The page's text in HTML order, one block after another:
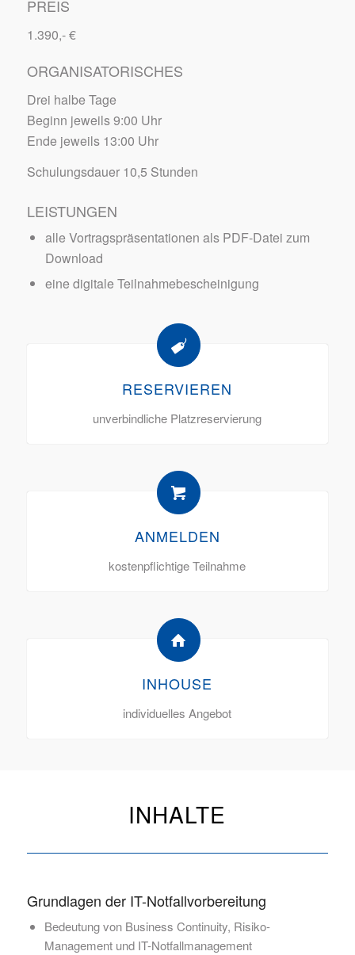
PREIS
1.390,- €
ORGANISATORISCHES
Drei halbe Tage
Beginn jeweils 9:00 Uhr
Ende jeweils 13:00 Uhr
Schulungsdauer 10,5 Stunden
LEISTUNGEN
alle Vortragspräsentationen als PDF-Datei zum
Download
eine digitale Teilnahmebescheinigung
RESERVIEREN
unverbindliche Platzreservierung
ANMELDEN
kostenpflichtige Teilnahme
INHOUSE
individuelles Angebot
INHALTE
Grundlagen der IT-Notfallvorbereitung
Bedeutung von Business Continuity, Risiko-
Management und IT-Notfallmanagement